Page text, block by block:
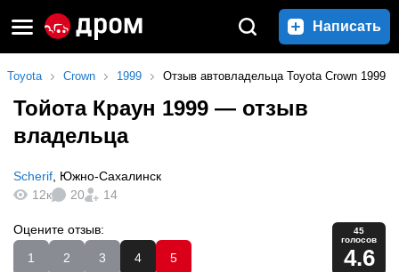
Написать
Toyota Crown 1999 Отзыв автовладельца Toyota Crown 1999
Тойота Краун 1999 — отзыв
владельца
Scherif Южно-Сахалинск
12к
20 14
Оцените отзыв:
1
2 3 4 5
45
голосов
4.6